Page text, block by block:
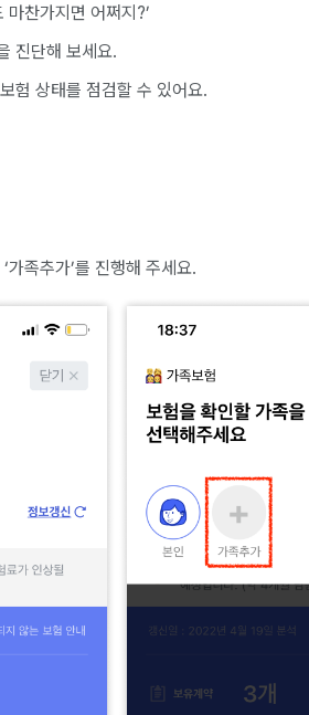
찬가지면 어쩌지?’
진단해 보세요.
험 상태를 점검할 수 있어요.
가족추가’를 진행해 주세요.